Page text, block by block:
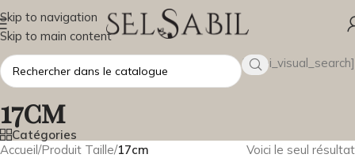
Skip to navigation
Skip to main content
[wsbi_visual_search]
17cm
Catégories
Accueil/Produit Taille/17cm Voici le seul résultat